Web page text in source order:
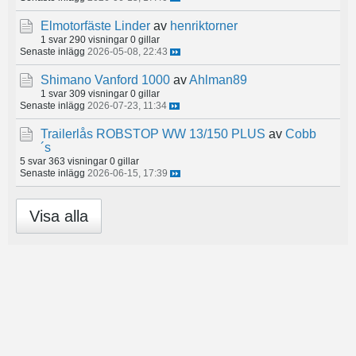
Elmotorfäste Linder av henriktorner
1 svar 290 visningar 0 gillar
Senaste inlägg 2026-05-08, 22:43
Shimano Vanford 1000 avAhlman89
1 svar 309 visningar 0 gillar
Senaste inlägg 2026-07-23, 11:34
Trailerlås ROBSTOP WW 13/150 PLUS av Cobb
´s
5 svar 363 visningar 0 gillar
Senaste inlägg 2026-06-15, 17:39
Visa alla